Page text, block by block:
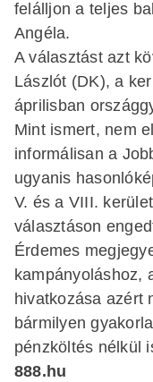
felálljon a teljes
Angéla.
A választást azt
Lászlót (DK), a
áprilisban
Mint ismert, nem
informálisan a
ugyanis
V. és a VIII.
választáson
Érdemes
kampányoláshoz,
hivatkozása azért
bármilyen
pénzköltés nélkül
888.hu